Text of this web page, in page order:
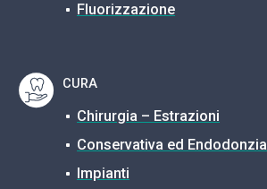
Fluorizzazione
CURA
Chirurgia – Estrazioni
Conservativa ed Endodonzia
Impianti